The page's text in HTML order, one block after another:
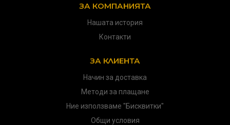
ЗА КОМПАНИЯТА
Нашата история
Контакти
ЗА КЛИЕНТА
Начин за доставка
Методи за плащане
Ние използваме "Бисквитки"
Общи условия